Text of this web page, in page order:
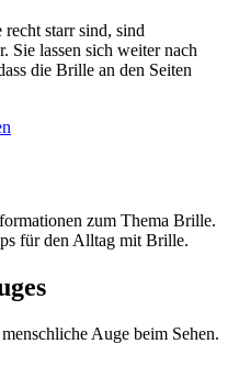
starr sind, sind
Sie lassen sich weiter nach
die Brille an den Seiten
zum Thema Brille.
für den Alltag mit Brille.
Auge beim Sehen.